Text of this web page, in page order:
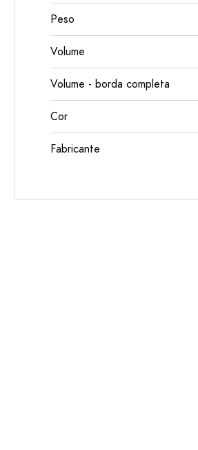
Peso
Volume
Volume - borda completa
Cor
Fabricante